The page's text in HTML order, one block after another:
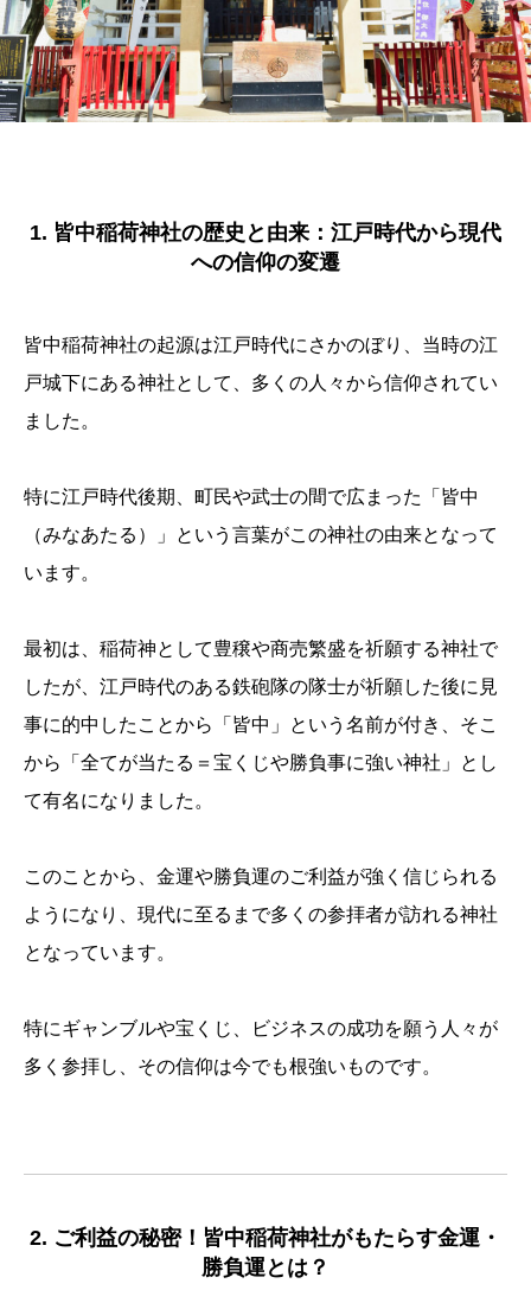
1. 皆中稲荷神社の歴史と由来：江戸時代から現代
への信仰の変遷
皆中稲荷神社の起源は江戸時代にさかのぼり、当時の江
戸城下にある神社として、多くの人々から信仰されてい
ました。
特に江戸時代後期、町民や武士の間で広まった「皆中
（みなあたる）」という言葉がこの神社の由来となって
います。
最初は、稲荷神として豊穣や商売繁盛を祈願する神社で
したが、江戸時代のある鉄砲隊の隊士が祈願した後に見
事に的中したことから「皆中」という名前が付き、そこ
から「全てが当たる＝宝くじや勝負事に強い神社」とし
て有名になりました。
このことから、金運や勝負運のご利益が強く信じられる
ようになり、現代に至るまで多くの参拝者が訪れる神社
となっています。
特にギャンブルや宝くじ、ビジネスの成功を願う人々が
多く参拝し、その信仰は今でも根強いものです。
2. ご利益の秘密！皆中稲荷神社がもたらす金運・
勝負運とは？